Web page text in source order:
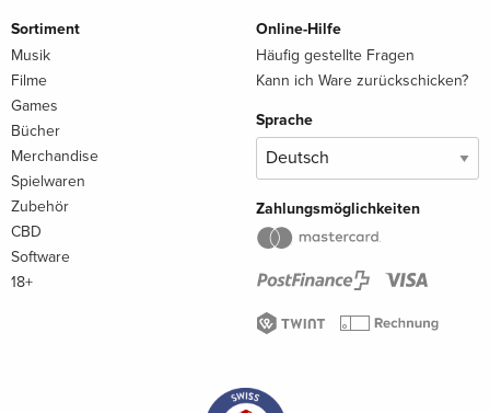
Sortiment
Musik
Filme
Games
Bücher
Merchandise
Spielwaren
Zubehör
CBD
Software
18+
Online-Hilfe
Häufig gestellte Fragen
Kann ich Ware zurückschicken?
Sprache
Zahlungsmöglichkeiten